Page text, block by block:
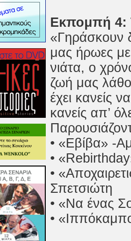
Εκπομπή 4:
«Γηράσκουν
μας ήρωες
νιάτα, ο
ζωή μας
έχει κανείς
κανείς απ’
• «Εβίβα» -
•
•
Σπετσιώτη
• «Να ένας
•